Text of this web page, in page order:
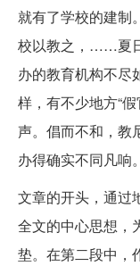
就有了学校的建制
校以教之，……夏
办的教育机构不尽
样，有不少地方“
声。倡而不和，教
办得确实不同凡响。
文章的开头，通过
全文的中心思想，
垫。在第二段中，